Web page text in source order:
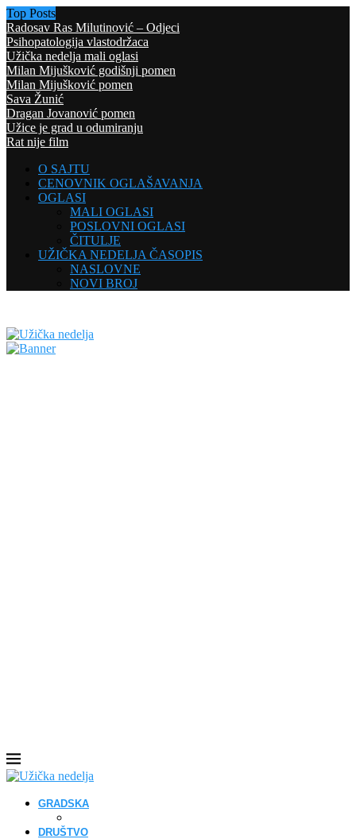
Top Posts
Radosav Ras Milutinović – Odjeci
Psihopatologija vlastodržaca
Užička nedelja mali oglasi
Milan Mijušković godišnji pomen
Milan Mijušković pomen
Sava Žunić
Dragan Jovanović pomen
Užice je grad u odumiranju
Rat nije film
O SAJTU
CENOVNIK OGLAŠAVANJA
OGLASI
MALI OGLASI
POSLOVNI OGLASI
ČITULJE
UŽIČKA NEDELJA ČASOPIS
NASLOVNE
NOVI BROJ
GRADSKA
DRUŠTVO